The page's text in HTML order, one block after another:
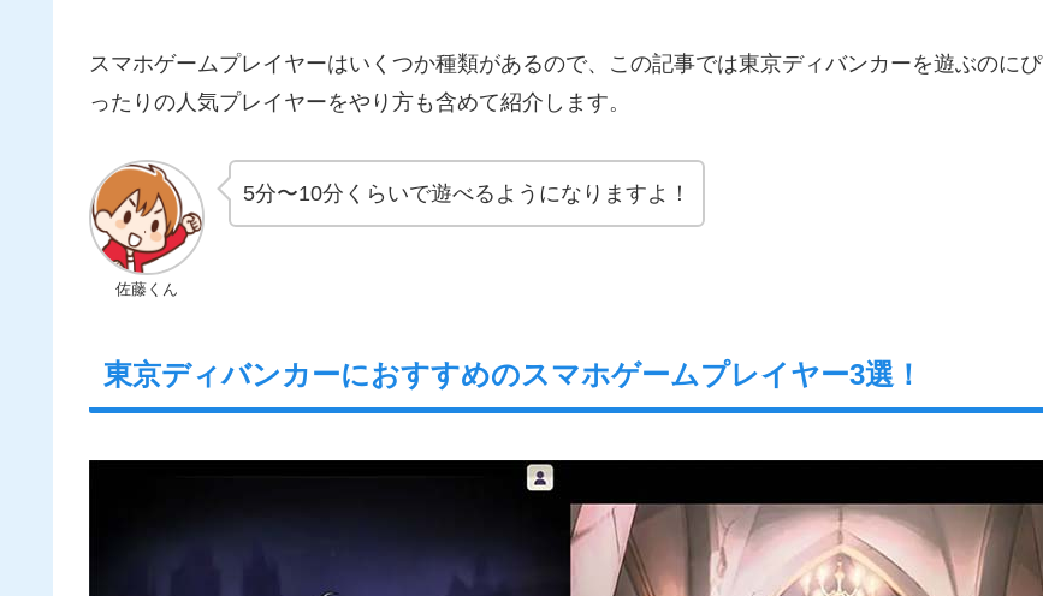
スマホゲームプレイヤーはいくつか種類があるので、この記事では東京ディバンカーを遊ぶのにぴ
ったりの人気プレイヤーをやり方も含めて紹介します。
佐藤くん
5分〜10分くらいで遊べるようになりますよ！
東京ディバンカーにおすすめのスマホゲームプレイヤー3選！